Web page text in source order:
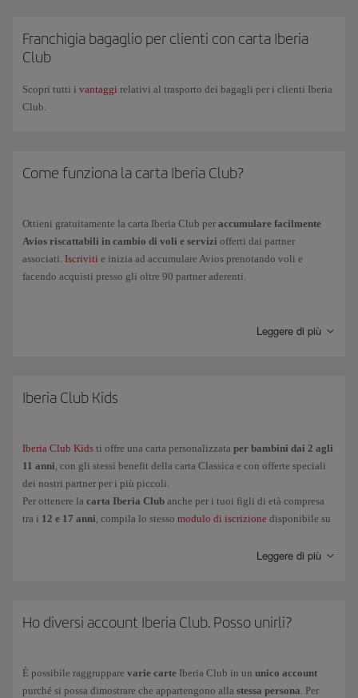
AccediaScarica carta , proprio sotto l'immagine per
necessario aver installato un'
archiviazione di file pkpass.
Franchigia bagaglio per clienti con carta Iberia
Club
Scopri tutti i vantaggi relativi al trasporto dei bagagli per i clienti Iberia
Club.
Come funziona la carta Iberia Club?
Ottieni gratuitamente la carta Iberia Club per accumulare facilmente
Avios riscattabili in cambio di voli e servizi offerti dai partner
associati. Iscriviti e inizia ad accumulare Avios prenotando voli e
facendo acquisti presso gli oltre 90 partner aderenti.
accedere ai livelli
Classica
Platino Infinita
Platino Prime
Infinita Prime
Per ottenere la carta Iberia Club anche per i tuoi figli di età compresa
Leggere di più
Iberia Club Kids
Iberia Club Kids ti offre una carta personalizzata per bambini dai 2 agli
11 anni, con gli stessi benefit della carta Classica e con offerte speciali
dei nostri partner per i più piccoli.
Per ottenere la carta Iberia Club anche per i tuoi figli di età compresa
tra i 12 e 17 anni, compila lo stesso modulo di iscrizione disponibile su
Leggere di più
Ho diversi account Iberia Club. Posso unirli?
È possibile raggruppare varie carte Iberia Club in un unico account
purché si possa dimostrare che appartengono alla stessa persona. Per